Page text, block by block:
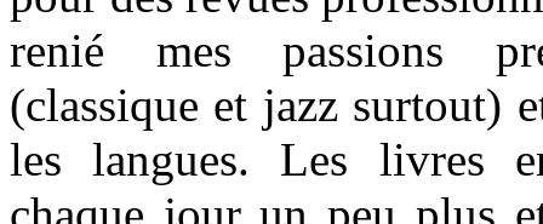
renié mes passions
(classique et jazz surtout)
les langues. Les livres